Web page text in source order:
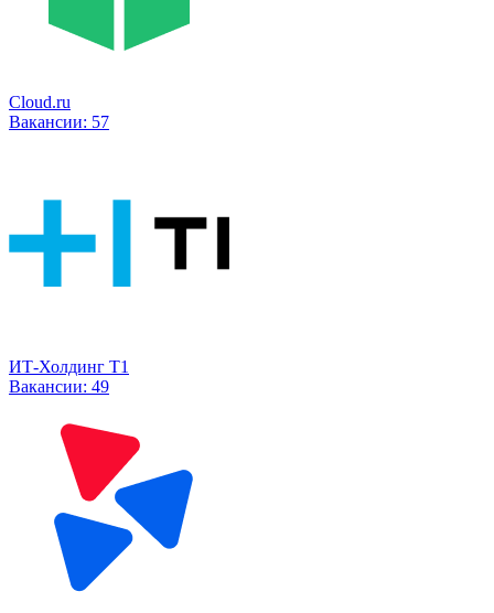
Cloud.ru
Вакансии: 57
ИТ-Холдинг Т1
Вакансии: 49